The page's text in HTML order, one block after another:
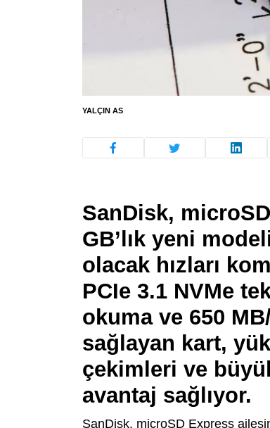
YALÇIN AS
SanDisk,
GB’lık yeni
olacak hızları
PCIe 3.1 NVMe
okuma ve 650
sağlayan kart,
çekimleri ve
avantaj sağlıyor.
SanDisk, microSD Express